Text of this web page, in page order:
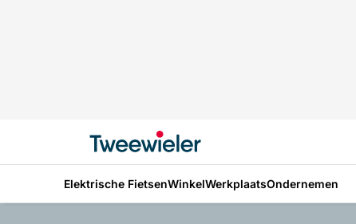
Elektrische FietsenWinkelWerkplaatsOndernemen